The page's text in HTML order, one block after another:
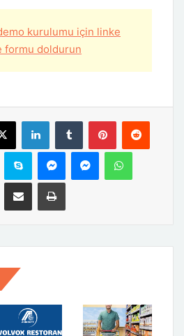
kurulumu için linke
formu doldurun
X LinkedInTumblr PinterestReddit
Skype MessengerMessengerWhatsApp
E-Posta ile paylaş Yazdır